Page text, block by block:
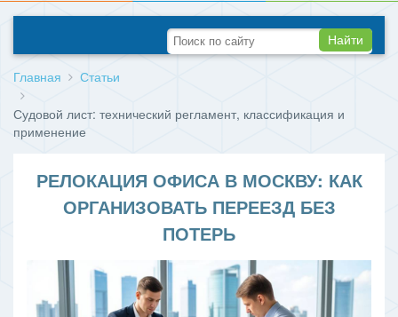
Найти
Главная Статьи
Судовой лист: технический регламент, классификация и
применение
РЕЛОКАЦИЯ ОФИСА В МОСКВУ: КАК
ОРГАНИЗОВАТЬ ПЕРЕЕЗД БЕЗ
ПОТЕРЬ